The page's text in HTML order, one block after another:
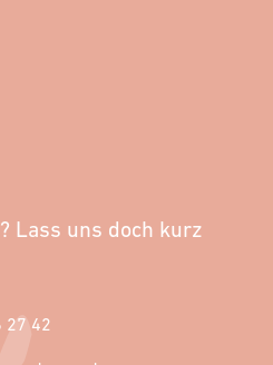
Lass uns doch kurz
27 42